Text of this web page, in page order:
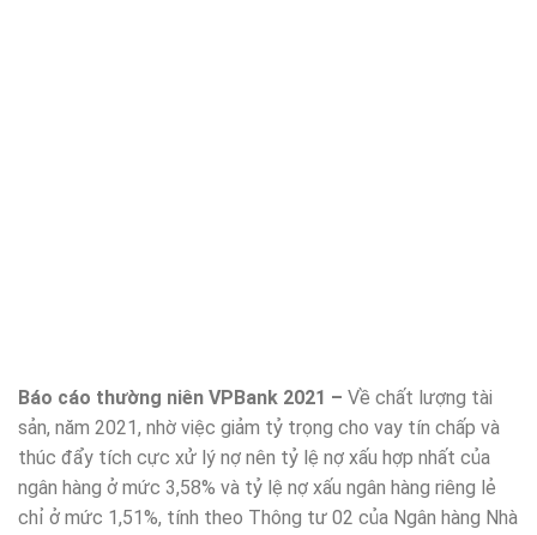
Báo cáo thường niên VPBank 2021 – Về chất lượng tài
sản, năm 2021, nhờ việc giảm tỷ trọng cho vay tín chấp và
thúc đẩy tích cực xử lý nợ nên tỷ lệ nợ xấu hợp nhất của
ngân hàng ở mức 3,58% và tỷ lệ nợ xấu ngân hàng riêng lẻ
chỉ ở mức 1,51%, tính theo Thông tư 02 của Ngân hàng Nhà